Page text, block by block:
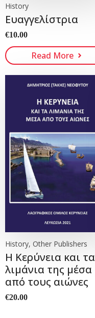
History
Ευαγγελίστρια
€10.00
Read More
History, Other Publishers
Η Κερύνεια και τα
λιμάνια της μέσα
από τους αιώνες
€20.00